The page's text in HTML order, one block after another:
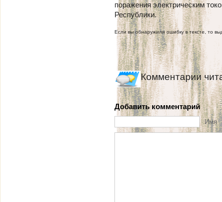
поражения электрическим
Республики.
Если вы обнаружили ошибку в тексте, то
Комментарии
Добавить комментарий
Имя